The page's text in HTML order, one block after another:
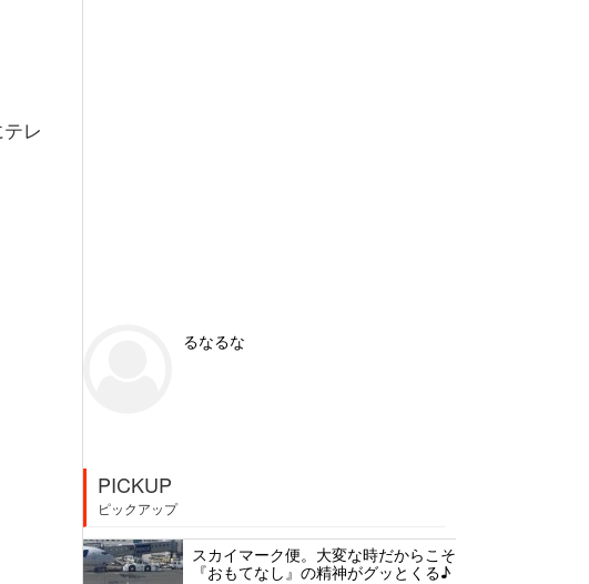
レ
るなるな
PICKUP
ピックアップ
スカイマーク便。大変な時だからこそ
『おもてなし』の精神がグッとくる♪